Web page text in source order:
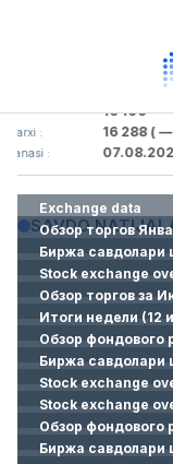
: 16 100
narxi : 16 288( —
:
SAVDO
Exchange data
Обзор торгов
Биржа савдолари
Stock exchange
Обзор торгов за
Итоги недели (12
Обзор фондового
Биржа савдолари
Stock exchange
Stock exchange
Обзор фондового
Биржа савдолари